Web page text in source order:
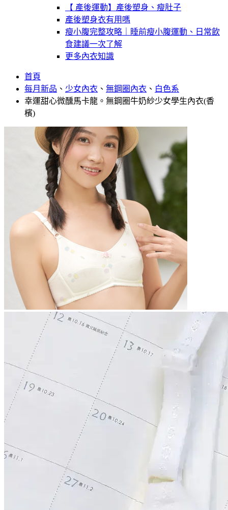
【 產後運動】產後塑身、瘦肚子
產後塑身衣有用嗎
瘦小腹完整攻略｜睡前瘦小腹運動、日常飲
食建議一次了解
更多內衣知識
首頁
每月新品 、 少女內衣 、 無鋼圈內衣 、 白色系
幸運甜心微醺馬卡龍。無鋼圈牛奶紗少女學生內衣(香
檳)